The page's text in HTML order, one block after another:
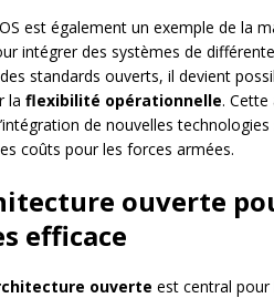
est également un exemple de la
intégrer des systèmes de
standards ouverts, il devient
la flexibilité opérationnelle.
de nouvelles
coûts pour les forces armées.
ouverte
efficace
ouverte est central pour